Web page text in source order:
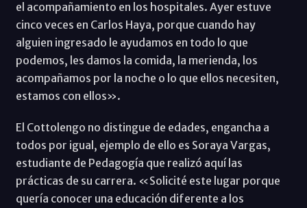
el acompañamiento en los hospitales. Ayer estuve
cinco veces en Carlos Haya, porque cuando hay
alguien ingresado le ayudamos en todo lo que
podemos, les damos la comida, la merienda, los
acompañamos por la noche o lo que ellos necesiten,
estamos con ellos».
El Cottolengo no distingue de edades, engancha a
todos por igual, ejemplo de ello es Soraya Vargas,
estudiante de Pedagogía que realizó aquí las
prácticas de su carrera. «Solicité este lugar porque
quería conocer una educación diferente a los